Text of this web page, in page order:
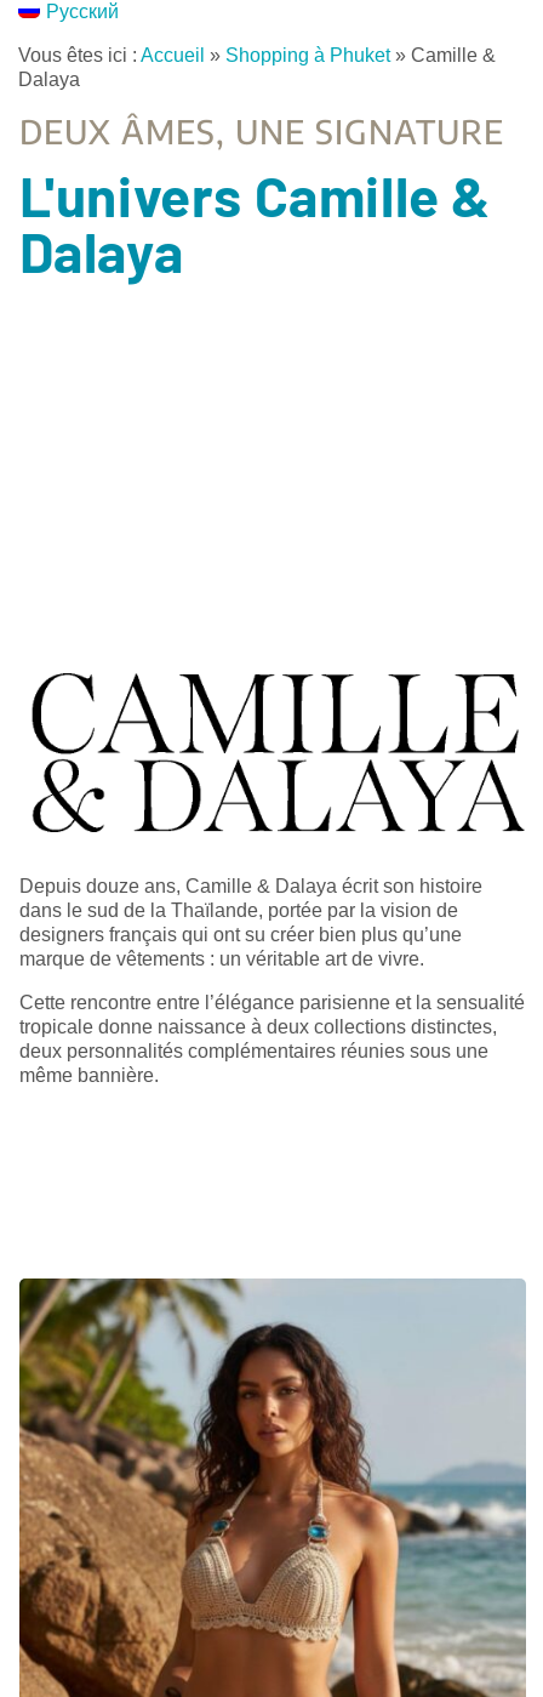
Русский
Vous êtes ici : Accueil » Shopping à Phuket» Camille &
Dalaya
DEUX ÂMES, UNE SIGNATURE
L'univers Camille &
Dalaya
Depuis douze ans, Camille & Dalaya écrit son histoire
dans le sud de la Thaïlande, portée par la vision de
designers français qui ont su créer bien plus qu’une
marque de vêtements : un véritable art de vivre.
Cette rencontre entre l’élégance parisienne et la sensualité
tropicale donne naissance à deux collections distinctes,
deux personnalités complémentaires réunies sous une
même bannière.